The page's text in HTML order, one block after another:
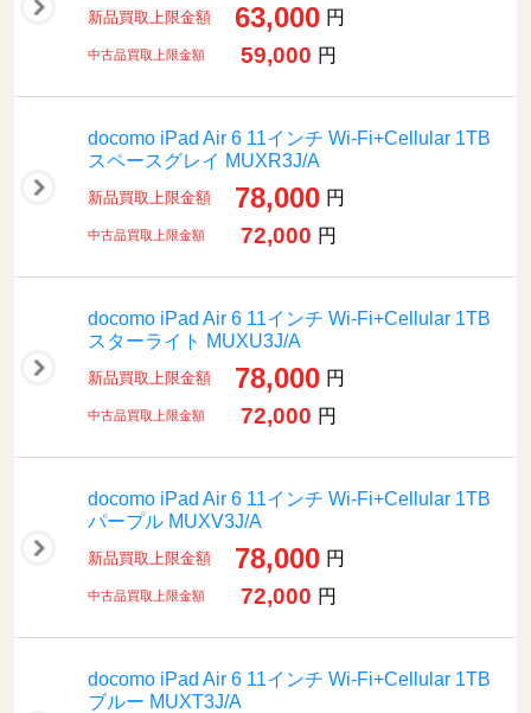
新品買取上限金額 63,000 円
中古品買取上限金額 59,000 円
docomo iPad Air 6 11インチ Wi-Fi+Cellular 1TB
スペースグレイ MUXR3J/A
新品買取上限金額 78,000 円
中古品買取上限金額 72,000 円
docomo iPad Air 6 11インチ Wi-Fi+Cellular 1TB
スターライト MUXU3J/A
新品買取上限金額 78,000 円
中古品買取上限金額 72,000 円
docomo iPad Air 6 11インチ Wi-Fi+Cellular 1TB
パープル MUXV3J/A
新品買取上限金額 78,000 円
中古品買取上限金額 72,000 円
docomo iPad Air 6 11インチ Wi-Fi+Cellular 1TB
ブルー MUXT3J/A